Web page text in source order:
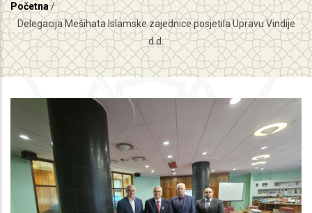
Breadcrumb
Početna/
Delegacija Mešihata Islamske zajednice posjetila Upravu Vindije
d.d.